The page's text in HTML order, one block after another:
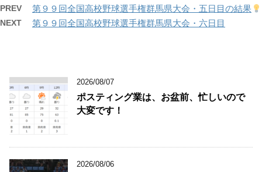
PREV 第９９回全国高校野球選手権群馬県大会・五日目の結果
NEXT 第９９回全国高校野球選手権群馬県大会・六日目
2026/08/07
ポスティング業は、お盆前、忙しいので
大変です！
2026/08/06